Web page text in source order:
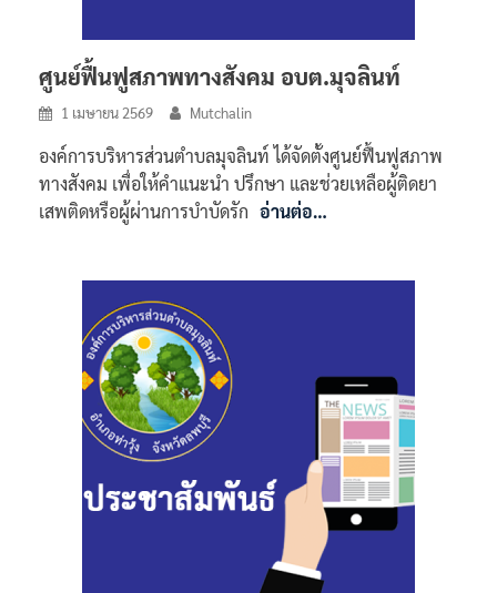
ศูนย์ฟื้นฟูสภาพทางสังคม อบต.มุจลินท์
1 เมษายน 2569 Mutchalin
องค์การบริหารส่วนตำบลมุจลินท์ ได้จัดตั้งศูนย์ฟื้นฟูสภาพ
ทางสังคม เพื่อให้คำแนะนำ ปรึกษา และช่วยเหลือผู้ติดยา
เสพติดหรือผู้ผ่านการบำบัดรัก อ่านต่อ…